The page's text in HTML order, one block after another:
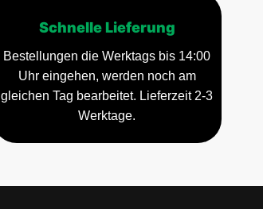
Schnelle Lieferung
Bestellungen die Werktags bis 14:00
Uhr eingehen, werden noch am
gleichen Tag bearbeitet. Lieferzeit 2-3
Werktage.